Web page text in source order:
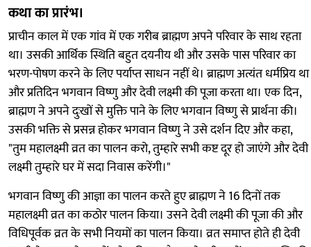
कथा का प्रारंभ।
प्राचीन काल में एक गांव में एक गरीब ब्राह्मण अपने परिवार के साथ रहता
था। उसकी आर्थिक स्थिति बहुत दयनीय थी और उसके पास परिवार का
भरण-पोषण करने के लिए पर्याप्त साधन नहीं थे। ब्राह्मण अत्यंत धर्मप्रिय था
और प्रतिदिन भगवान विष्णु और देवी लक्ष्मी की पूजा करता था। एक दिन,
ब्राह्मण ने अपने दुःखों से मुक्ति पाने के लिए भगवान विष्णु से प्रार्थना की।
उसकी भक्ति से प्रसन्न होकर भगवान विष्णु ने उसे दर्शन दिए और कहा,
"तुम महालक्ष्मी व्रत का पालन करो, तुम्हारे सभी कष्ट दूर हो जाएंगे और देवी
लक्ष्मी तुम्हारे घर में सदा निवास करेंगी।"
भगवान विष्णु की आज्ञा का पालन करते हुए ब्राह्मण ने 16 दिनों तक
महालक्ष्मी व्रत का कठोर पालन किया। उसने देवी लक्ष्मी की पूजा की और
विधिपूर्वक व्रत के सभी नियमों का पालन किया। व्रत समाप्त होते ही देवी